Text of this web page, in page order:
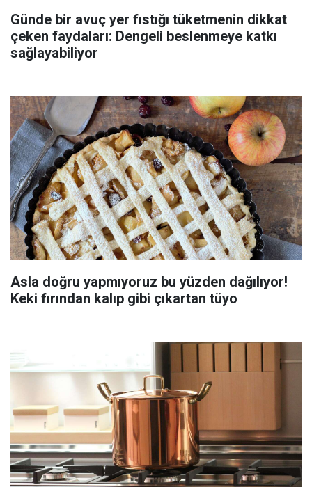
Günde bir avuç yer fıstığı tüketmenin dikkat
çeken faydaları: Dengeli beslenmeye katkı
sağlayabiliyor
Asla doğru yapmıyoruz bu yüzden dağılıyor!
Keki fırından kalıp gibi çıkartan tüyo